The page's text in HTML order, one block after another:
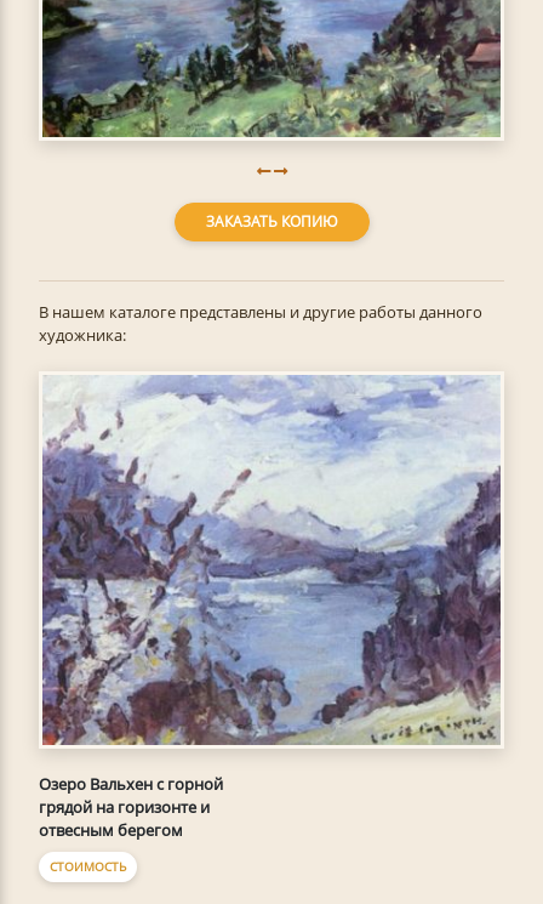
ЗАКАЗАТЬ КОПИЮ
В нашем каталоге представлены и другие работы данного
художника:
Озеро Вальхен с горной
грядой на горизонте и
отвесным берегом
СТОИМОСТЬ